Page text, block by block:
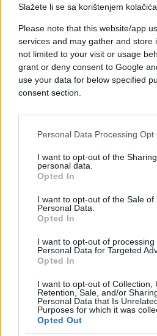
Slažete li se sa korištenjem
Please note that this website/app
services and may gather and store
not limited to your visit or usage
grant or deny consent to Google
use your data for below specified
consent section.
Personal Data Processing Opt
I want to opt-out of the
personal data.
Opted In
I want to opt-out of the Sale of
Personal Data.
Opted In
I want to opt-out of processing
Personal Data for Targeted
Opted In
I want to opt-out of Collection,
Retention, Sale, and/or
Personal Data that Is
Purposes for which it was
Opted Out
#Latvija #Rusija